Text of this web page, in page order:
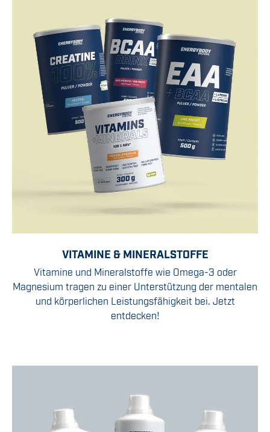
VITAMINE & MINERALSTOFFE
Vitamine und Mineralstoffe wie Omega-3 oder
Magnesium tragen zu einer Unterstützung der mentalen
und körperlichen Leistungsfähigkeit bei. Jetzt
entdecken!